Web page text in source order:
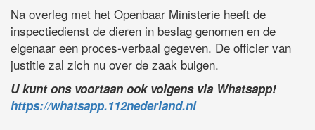
Na overleg met het Openbaar Ministerie heeft de
inspectiedienst de dieren in beslag genomen en de
eigenaar een proces-verbaal gegeven. De officier van
justitie zal zich nu over de zaak buigen.
U kunt ons voortaan ook volgens via Whatsapp!
https://whatsapp.112nederland.nl